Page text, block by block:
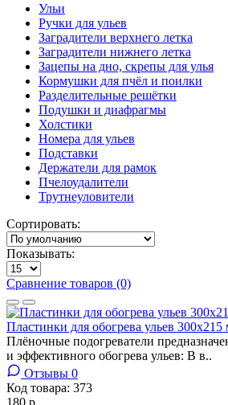
Ульи
Ручки для ульев
Заградители верхнего летка
Заградители нижнего летка
Зацепы на дно, скрепы для улья
Кормушки для пчёл и поилки
Разделительные решётки
Подушки и диафрагмы
Холстики
Номера для ульев
Подставки
Держатели для рамок
Пчелоудалители
Трутнеуловители
Сортировать:
Показывать:
Сравнение товаров (0)
Пластинки для обогрева ульев
Плёночные подогреватели
и эффективного обогрева ульев: В в..
Отзывы 0
Код товара: 373
180 р.